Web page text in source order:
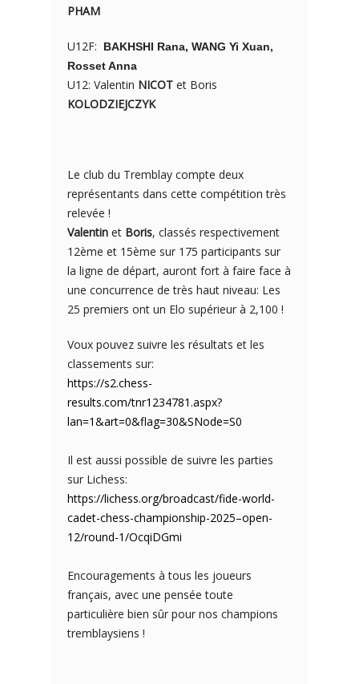
PHAM
U12F:
BAKHSHI Rana, WANG Yi Xuan,
Rosset Anna
U12: Valentin NICOT et Boris
KOLODZIEJCZYK
Le club du Tremblay compte deux
représentants dans cette compétition très
relevée !
Valentin et Boris, classés respectivement
12ème et 15ème sur 175 participants sur
la ligne de départ, auront fort à faire face à
une concurrence de très haut niveau: Les
25 premiers ont un Elo supérieur à 2,100 !
Voux pouvez suivre les résultats et les
classements sur:
https://s2.chess-
results.com/tnr1234781.aspx?
lan=1&art=0&flag=30&SNode=S0
Il est aussi possible de suivre les parties
sur Lichess:
https://lichess.org/broadcast/fide-world-
cadet-chess-championship-2025–open-
12/round-1/OcqiDGmi
Encouragements à tous les joueurs
français, avec une pensée toute
particulière bien sûr pour nos champions
tremblaysiens !